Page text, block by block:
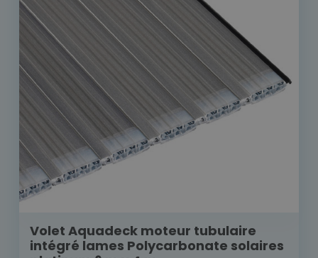
Volet Aquadeck moteur tubulaire
intégré lames Polycarbonate solaires